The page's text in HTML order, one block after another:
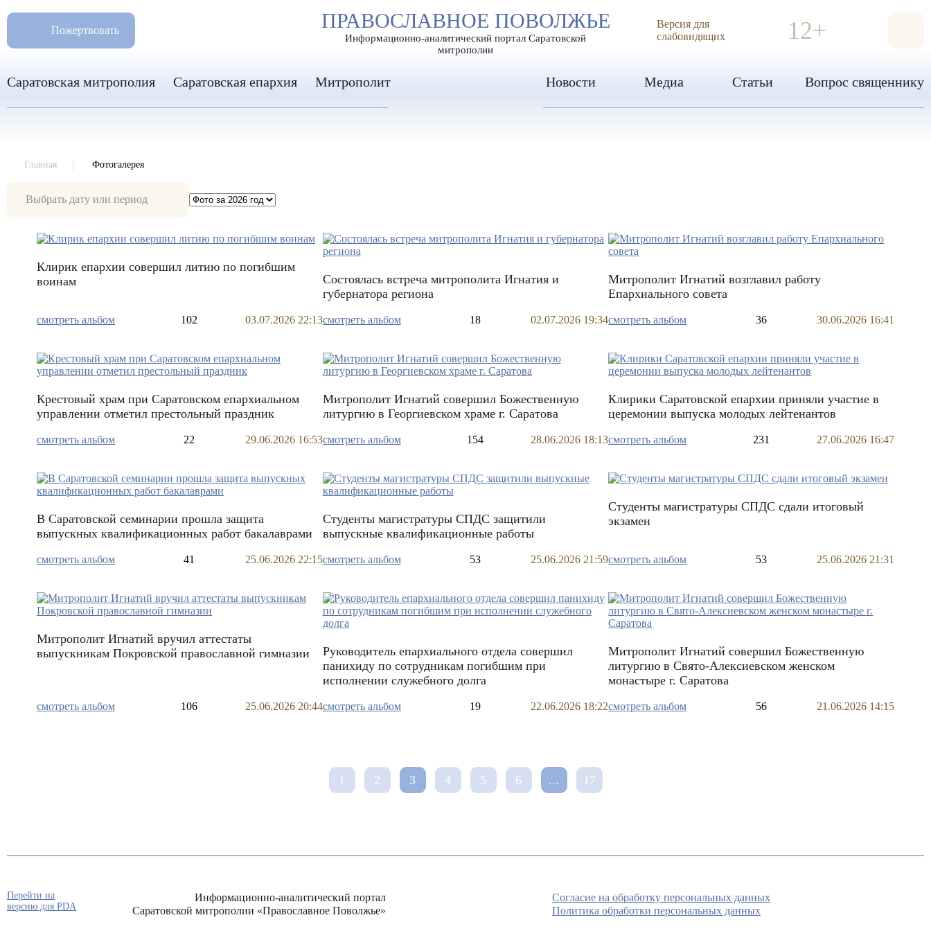
РАЗМЕР ШРИФТА А А А ИЗОБРАЖЕНИЯ
ПРАВОСЛАВНОЕ ПОВОЛЖЬЕ
Информационно-аналитический портал Саратовской
митрополии
Пожертвовать
8 960 346 31 04
info-sar@mail.ru
Версия для
слабовидящих
12+
Саратовская митрополия Саратовская епархия Митрополит Новости Медиа Статьи Вопрос священнику
Главная Фотогалерея
Фотогалерея
Клирик епархии совершил литию по погибшим
воинам
смотреть альбом 102 03.07.2026 22:13
Состоялась встреча митрополита Игнатия и
губернатора региона
смотреть альбом 18 02.07.2026 19:34
Митрополит Игнатий возглавил работу
Епархиального совета
смотреть альбом 36 30.06.2026 16:41
Крестовый храм при Саратовском епархиальном
управлении отметил престольный праздник
смотреть альбом 22 29.06.2026 16:53
Митрополит Игнатий совершил Божественную
литургию в Георгиевском храме г. Саратова
смотреть альбом 154 28.06.2026 18:13
Клирики Саратовской епархии приняли участие в
церемонии выпуска молодых лейтенантов
смотреть альбом 231 27.06.2026 16:47
В Саратовской семинарии прошла защита
выпускных квалификационных работ бакалаврами
смотреть альбом 41 25.06.2026 22:15
Студенты магистратуры СПДС защитили
выпускные квалификационные работы
смотреть альбом 53 25.06.2026 21:59
Студенты магистратуры СПДС сдали итоговый
экзамен
смотреть альбом 53 25.06.2026 21:31
Митрополит Игнатий вручил аттестаты
выпускникам Покровской православной гимназии
смотреть альбом 106 25.06.2026 20:44
Руководитель епархиального отдела совершил
панихиду по сотрудникам погибшим при
исполнении служебного долга
смотреть альбом 19 22.06.2026 18:22
Митрополит Игнатий совершил Божественную
литургию в Свято-Алексиевском женском
монастыре г. Саратова
смотреть альбом 56 21.06.2026 14:15
1 2 3 4 5 6 ... 17
Информационно-аналитический портал
Саратовской митрополии «Православное Поволжье»
Согласие на обработку персональных данных
Политика обработки персональных данных
Перейти на
версию для PDA